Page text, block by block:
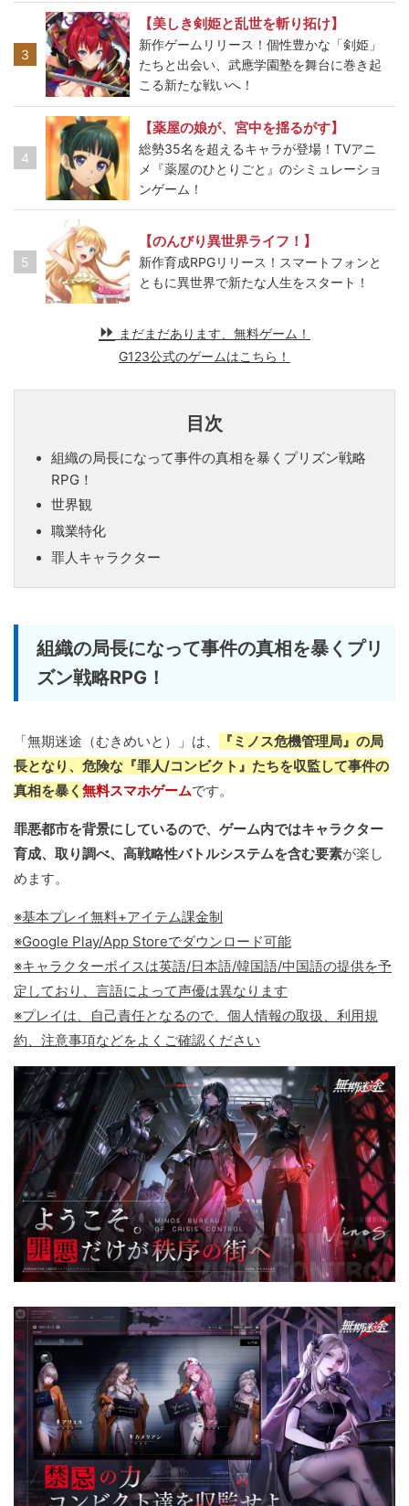
3
【美しき剣姫と乱世を斬り拓け】
新作ゲームリリース！個性豊かな「剣姫」
たちと出会い、武應学園塾を舞台に巻き起
こる新たな戦いへ！
4
【薬屋の娘が、宮中を揺るがす】
総勢35名を超えるキャラが登場！TVアニ
メ『薬屋のひとりごと』のシミュレーショ
ンゲーム！
5
【のんびり異世界ライフ！】
新作育成RPGリリース！スマートフォンと
ともに異世界で新たな人生をスタート！
まだまだあります、無料ゲーム！
G123公式のゲームはこちら！
目次
組織の局長になって事件の真相を暴くプリズン戦略
RPG！
世界観
職業特化
罪人キャラクター
組織の局長になって事件の真相を暴くプリ
ズン戦略RPG！
「無期迷途（むきめいと）」は、
『ミノス危機管理局』の局
長となり、危険な『罪人/コンビクト』たちを収監して事件の
真相を暴く 無料スマホゲームです。
罪悪都市を背景にしているので、ゲーム内ではキャラクター
育成、取り調べ、高戦略性バトルシステムを含む要素が楽し
めます。
※基本プレイ無料+アイテム課金制
※Google Play/App Storeでダウンロード可能
※キャラクターボイスは英語/日本語/韓国語/中国語の提供を予
定しており、言語によって声優は異なります
※プレイは、自己責任となるので、個人情報の取扱、利用規
約、注意事項などをよくご確認ください